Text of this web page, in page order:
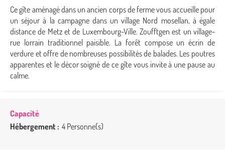
Ce gîte aménagé dans un ancien corps de ferme vous accueille pour
un séjour à la campagne dans un village Nord mosellan, à égale
distance de Metz et de Luxembourg-Ville. Zoufftgen est un village-
rue lorrain traditionnel paisible. La forêt compose un écrin de
verdure et offre de nombreuses possibilités de balades. Les poutres
apparentes et le décor soigné de ce gîte vous invite à une pause au
calme.
Capacité
Hébergement : 4 Personne(s)